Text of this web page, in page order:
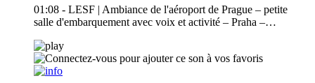
01:08 - LESF | Ambiance de l'aéroport de Prague – petite
salle d'embarquement avec voix et activité – Praha –…